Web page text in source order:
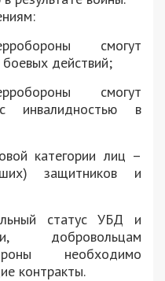
смогут
боевых действий;
смогут
инвалидностью в
категории лиц –
защитников и
статус УБД и
добровольцам
необходимо
контракты.